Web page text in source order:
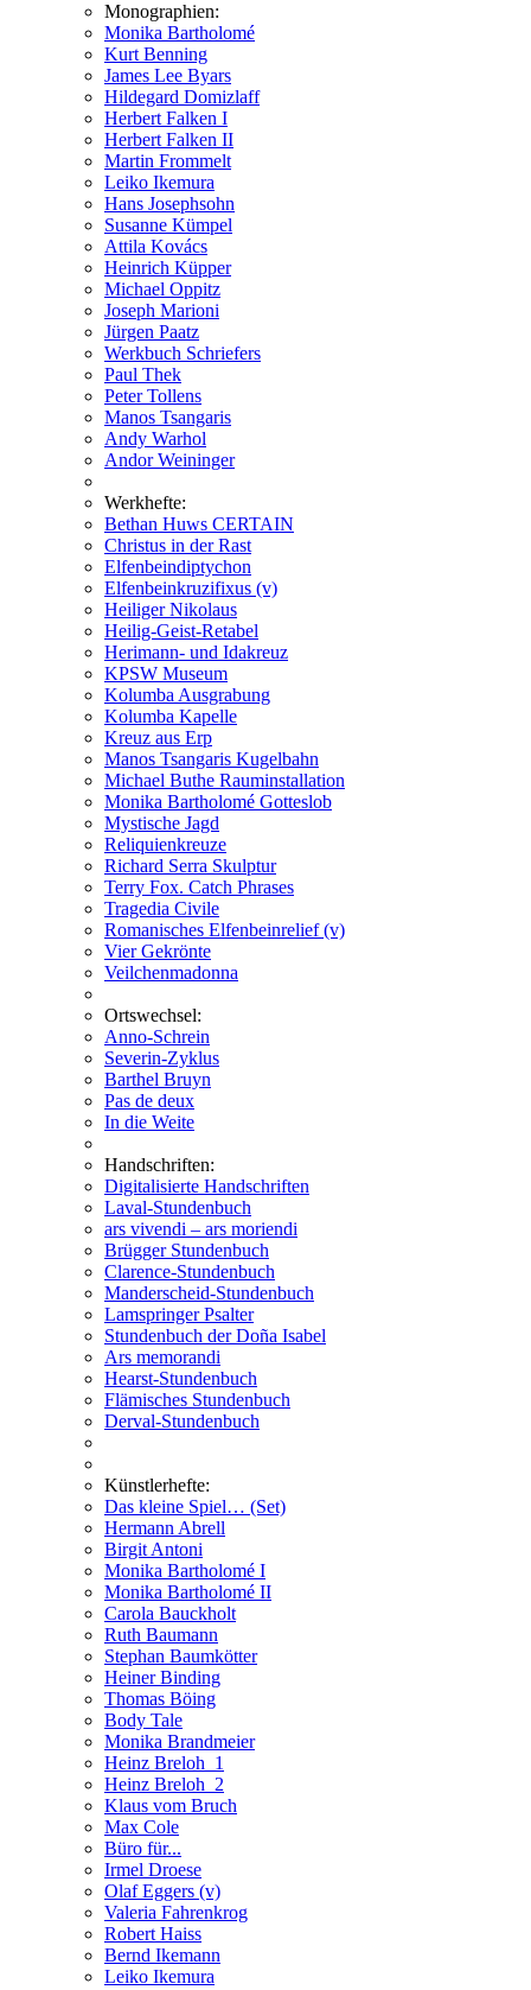
Monographien:
Monika Bartholomé
Kurt Benning
James Lee Byars
Hildegard Domizlaff
Herbert Falken I
Herbert Falken II
Martin Frommelt
Leiko Ikemura
Hans Josephsohn
Susanne Kümpel
Attila Kovács
Heinrich Küpper
Michael Oppitz
Joseph Marioni
Jürgen Paatz
Werkbuch Schriefers
Paul Thek
Peter Tollens
Manos Tsangaris
Andy Warhol
Andor Weininger
Werkhefte:
Bethan Huws CERTAIN
Christus in der Rast
Elfenbeindiptychon
Elfenbeinkruzifixus (v)
Heiliger Nikolaus
Heilig-Geist-Retabel
Herimann- und Idakreuz
KPSW Museum
Kolumba Ausgrabung
Kolumba Kapelle
Kreuz aus Erp
Manos Tsangaris Kugelbahn
Michael Buthe Rauminstallation
Monika Bartholomé Gotteslob
Mystische Jagd
Reliquienkreuze
Richard Serra Skulptur
Terry Fox. Catch Phrases
Tragedia Civile
Romanisches Elfenbeinrelief (v)
Vier Gekrönte
Veilchenmadonna
Ortswechsel:
Anno-Schrein
Severin-Zyklus
Barthel Bruyn
Pas de deux
In die Weite
Handschriften:
Digitalisierte Handschriften
Laval-Stundenbuch
ars vivendi – ars moriendi
Brügger Stundenbuch
Clarence-Stundenbuch
Manderscheid-Stundenbuch
Lamspringer Psalter
Stundenbuch der Doña Isabel
Ars memorandi
Hearst-Stundenbuch
Flämisches Stundenbuch
Derval-Stundenbuch
Künstlerhefte:
Das kleine Spiel… (Set)
Hermann Abrell
Birgit Antoni
Monika Bartholomé I
Monika Bartholomé II
Carola Bauckholt
Ruth Baumann
Stephan Baumkötter
Heiner Binding
Thomas Böing
Body Tale
Monika Brandmeier
Heinz Breloh_1
Heinz Breloh_2
Klaus vom Bruch
Max Cole
Büro für...
Irmel Droese
Olaf Eggers (v)
Valeria Fahrenkrog
Robert Haiss
Bernd Ikemann
Leiko Ikemura